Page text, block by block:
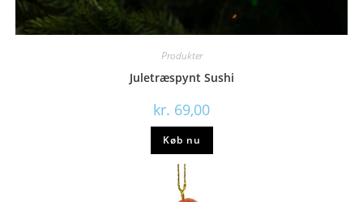
Produkter
Juletræspynt Sushi
kr. 69,00
Køb nu